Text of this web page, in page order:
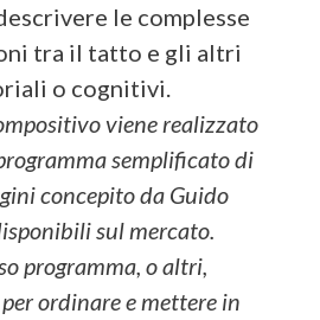
le complesse
tra il tatto e gli altri
o cognitivi.
viene realizzato
semplificato di
concepito da Guido
sul mercato.
programma, o altri,
ordinare e mettere in